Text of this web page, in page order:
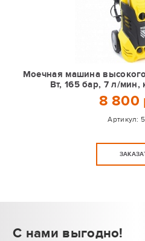
Моечная машина
Вт, 165 бар, 7 л/мин,
8 800
Артикул:
С нами выгодно!